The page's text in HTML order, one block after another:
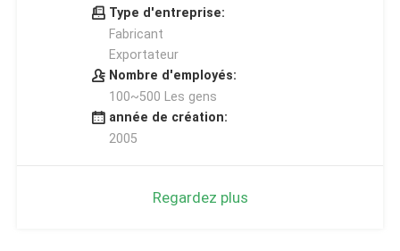
Type d'entreprise:
Fabricant
Exportateur
Nombre d'employés:
100~500 Les gens
année de création:
2005
Regardez plus